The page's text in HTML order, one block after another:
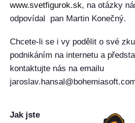
www.svetfigurok.sk, na otázky
odpovídal pan Martin Konečný.
Chcete-li se i vy podělit o své
podnikáním na internetu a
kontaktujte nás na emailu
Jak jste